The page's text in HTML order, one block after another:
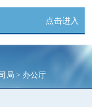
点击进入
局 > 办公厅